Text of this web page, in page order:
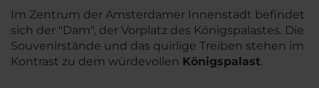
Im Zentrum der Amsterdamer Innenstadt befindet
sich der "Dam", der Vorplatz des Königspalastes. Die
Souvenirstände und das quirlige Treiben stehen im
Kontrast zu dem würdevollen Königspalast.